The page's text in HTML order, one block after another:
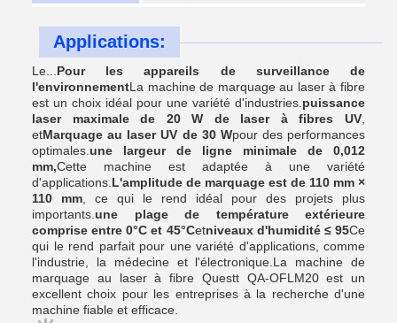
Applications:
Le... Pour les appareils de surveillance de
l'environnementLa machine de marquage au laser à fibre
est un choix idéal pour une variété d'industries. puissance
laser maximale de 20 W de laser à fibres UV
etMarquage au laser UV de 30 Wpour des performances
optimales. une largeur de ligne minimale de 0,012
mm,Cette machine est adaptée à une variété
d'applications. L'amplitude de marquage est de 110 mm ×
110 mm , ce qui le rend idéal pour des projets plus
importants. une plage de température extérieure
comprise entre 0°C et 45°Cetniveaux d'humidité ≤ 95Ce
qui le rend parfait pour une variété d'applications, comme
l'industrie, la médecine et l'électronique.La machine de
marquage au laser à fibre Questt QA-OFLM20 est un
excellent choix pour les entreprises à la recherche d'une
machine fiable et efficace.